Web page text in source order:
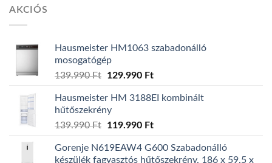
AKCIÓS
Hausmeister HM1063 szabadonálló
mosogatógép
139.990Ft
Original
was:
139.990 Ft.
129.990 FtCurrent
is:
Hausmeister HM 3188EI kombinált
hűtőszekrény
139.990Ft
Original
was:
119.990 FtCurrent
is:
Gorenje N619EAW4 G600 Szabadonálló
készülék fagyasztós hűtőszekrény, 186 x 59.5 x